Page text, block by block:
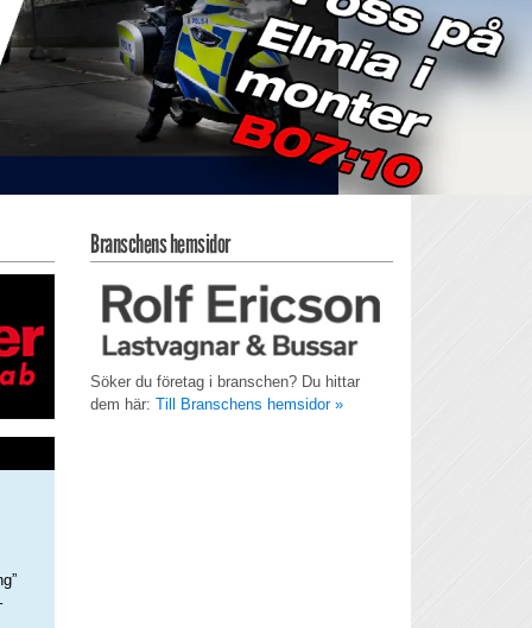
Branschens hemsidor
Söker du företag i branschen? Du hittar
dem här: Till Branschens hemsidor »